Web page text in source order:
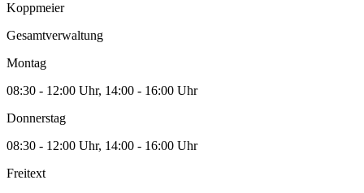
Koppmeier
Gesamtverwaltung
Montag
08:30 - 12:00 Uhr, 14:00 - 16:00 Uhr
Donnerstag
08:30 - 12:00 Uhr, 14:00 - 16:00 Uhr
Freitext